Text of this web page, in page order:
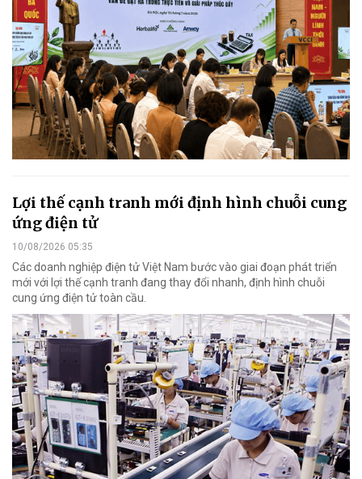
Lợi thế cạnh tranh mới định hình chuỗi cung
ứng điện tử
10/08/2026 05:35
Các doanh nghiệp điện tử Việt Nam bước vào giai đoạn phát triển
mới với lợi thế cạnh tranh đang thay đổi nhanh, định hình chuỗi
cung ứng điện tử toàn cầu.